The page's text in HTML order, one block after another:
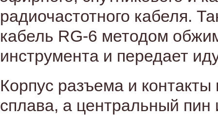
радиочастотного кабеля.
кабель RG-6 методом
инструмента и передает
Корпус разъема и контакты
сплава, а центральный